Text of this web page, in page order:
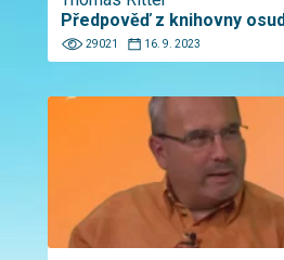
Předpověď z knihovny
29021 16. 9. 2023